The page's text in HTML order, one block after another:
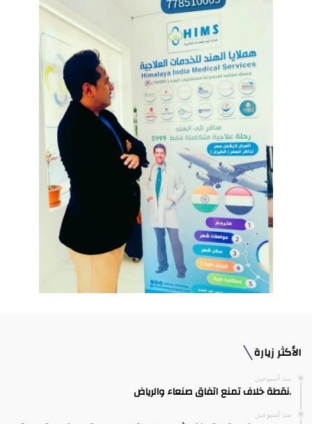
الأكثر زيارة
منذ أسبوعين
.نقطة خلاف تمنع اتفاق صنعاء والرياض
منذ أسبوعين